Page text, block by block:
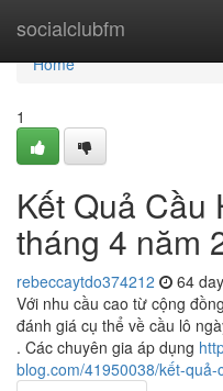
socialclubfm
Home
Home
1
Kết Quả Cầu
tháng 4 năm
rebeccaytdo374212 64
Với nhu cầu cao từ cộng
đánh giá cụ thể về cầu lô
. Các chuyên gia áp dụng
blog.com/41950038/kết-